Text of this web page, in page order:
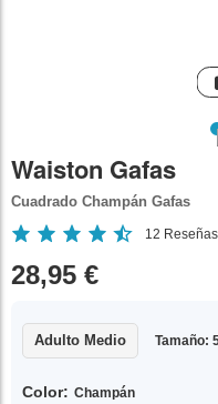
Waiston Gafas
Cuadrado Champán Gafas
12 Reseñas
28,95 €
Adulto Medio Tamaño:
Color: Champán